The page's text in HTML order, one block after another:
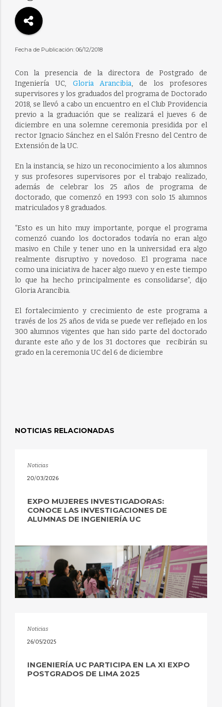
Fecha de Publicación: 06/12/2018
Con la presencia de la directora de Postgrado de
Ingeniería UC, Gloria Arancibia, de los profesores
supervisores y los graduados del programa de Doctorado
2018, se llevó a cabo un encuentro en el Club Providencia
previo a la graduación que se realizará el jueves 6 de
diciembre en una solemne ceremonia presidida por el
rector Ignacio Sánchez en el Salón Fresno del Centro de
Extensión de la UC.
En la instancia, se hizo un reconocimiento a los alumnos
y sus profesores supervisores por el trabajo realizado,
además de celebrar los 25 años de programa de
doctorado, que comenzó en 1993 con solo 15 alumnos
matriculados y 8 graduados.
“Esto es un hito muy importante, porque el programa
comenzó cuando los doctorados todavía no eran algo
masivo en Chile y tener uno en la universidad era algo
realmente disruptivo y novedoso. El programa nace
como una iniciativa de hacer algo nuevo y en este tiempo
lo que ha hecho principalmente es consolidarse”, dijo
Gloria Arancibia.
El fortalecimiento y crecimiento de este programa a
través de los 25 años de vida se puede ver reflejado en los
300 alumnos vigentes que han sido parte del doctorado
durante este año y de los 31 doctores que recibirán su
grado en la ceremonia UC del 6 de diciembre
NOTICIAS RELACIONADAS
Noticias
20/03/2026
EXPO MUJERES INVESTIGADORAS:
CONOCE LAS INVESTIGACIONES DE
ALUMNAS DE INGENIERÍA UC
Noticias
26/05/2025
INGENIERÍA UC PARTICIPA EN LA XI EXPO
POSTGRADOS DE LIMA 2025